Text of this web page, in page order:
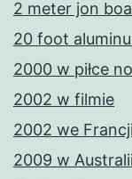
2 meter jon
20 foot
2000 w piłce
2002 w filmie
2002 we Francji
2009 w Australii